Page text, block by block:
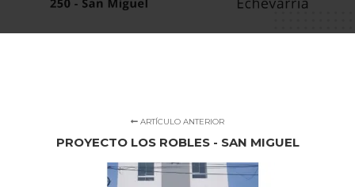
ARTÍCULO ANTERIOR
PROYECTO LOS ROBLES - SAN MIGUEL